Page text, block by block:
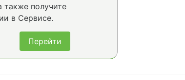
получите
в Сервисе.
Перейти